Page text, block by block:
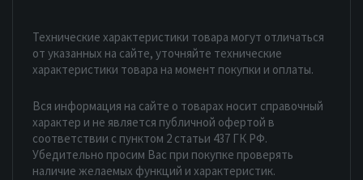
Технические характеристики товара могут отличаться
от указанных на сайте, уточняйте технические
характеристики товара на момент покупки и оплаты.
Вся информация на сайте о товарах носит справочный
характер и не является публичной офертой в
соответствии с пунктом 2 статьи 437 ГК РФ.
Убедительно просим Вас при покупке проверять
наличие желаемых функций и характеристик.